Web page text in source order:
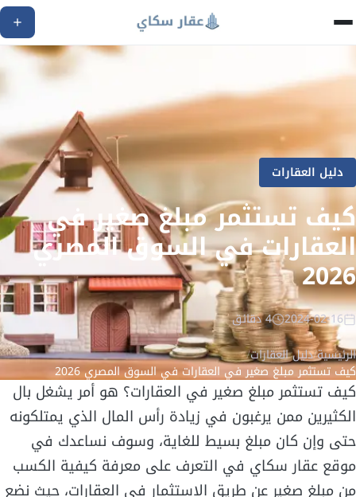
دليل العقارات
كيف تستثمر مبلغ صغير في
العقارات في السوق المصري
2026
2024-02-16 4 دقائق
الرئيسية/دليل العقارات/
كيف تستثمر مبلغ صغير في العقارات في السوق المصري 2026
كيف تستثمر مبلغ صغير في العقارات؟ هو أمر يشغل بال
الكثيرين ممن يرغبون في زيادة رأس المال الذي يمتلكونه
حتى وإن كان مبلغ بسيط للغاية، وسوف نساعدك في
موقع عقار سكاي في التعرف على معرفة كيفية الكسب
من مبلغ صغير عن طريق الاستثمار في العقارات، حيث نضع